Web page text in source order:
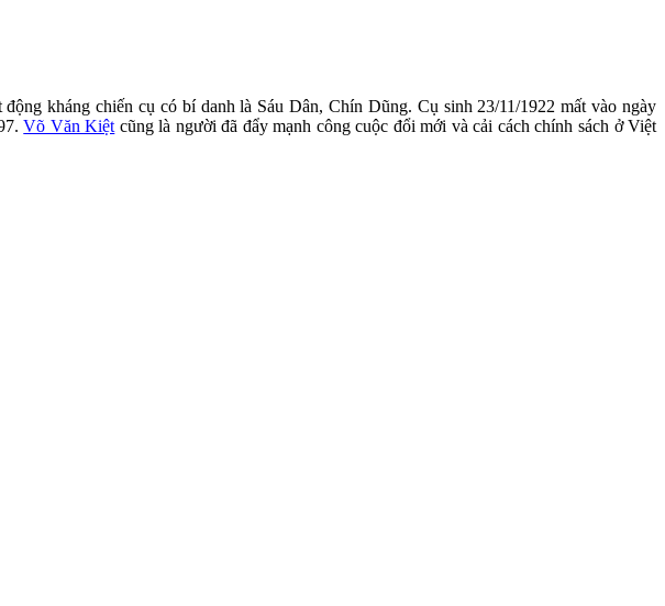
kháng chiến cụ có bí danh là Sáu Dân, Chín Dũng. Cụ sinh 23/11/1922 mất vào ngày
Võ Văn Kiệtcũng là người đã đẩy mạnh công cuộc đổi mới và cải cách chính sách ở Việt